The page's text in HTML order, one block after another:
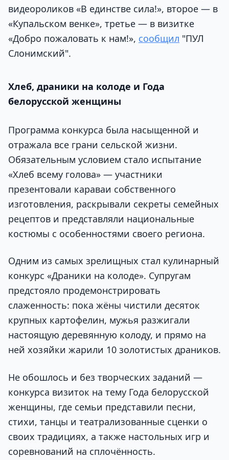
видеороликов «В единстве сила!», второе — в
«Купальском венке», третье — в визитке
«Добро пожаловать к нам!», сообщил "ПУЛ
Слонимский".
Хлеб, драники на колоде и Года
белорусской женщины
Программа конкурса была насыщенной и
отражала все грани сельской жизни.
Обязательным условием стало испытание
«Хлеб всему голова» — участники
презентовали караваи собственного
изготовления, раскрывали секреты семейных
рецептов и представляли национальные
костюмы с особенностями своего региона.
Одним из самых зрелищных стал кулинарный
конкурс «Драники на колоде». Супругам
предстояло продемонстрировать
слаженность: пока жёны чистили десяток
крупных картофелин, мужья разжигали
настоящую деревянную колоду, и прямо на
ней хозяйки жарили 10 золотистых драников.
Не обошлось и без творческих заданий —
конкурса визиток на тему Года белорусской
женщины, где семьи представили песни,
стихи, танцы и театрализованные сценки о
своих традициях, а также настольных игр и
соревнований на сплочённость.